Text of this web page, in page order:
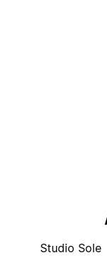
Studio Sole